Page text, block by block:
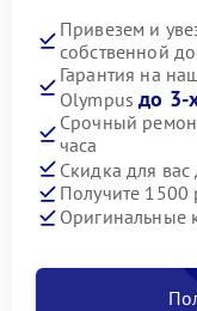
Привезем и
собственной
Гарантия на
Olympusдо 3-
Срочный
часа
Скидка для вас
Получите 1500
Оригинальные